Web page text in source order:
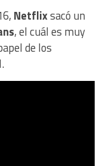
Netflixsacó un
, el cuál es muy
de los